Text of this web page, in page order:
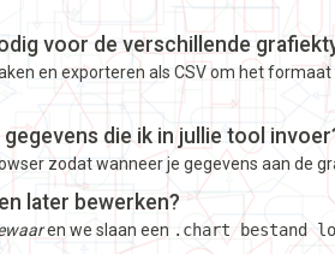
voor de verschillende
en exporteren als CSV om het
die ik in jullie tool
zodat wanneer je gegevens aan de
later bewerken?
en we slaan een .chart bestand